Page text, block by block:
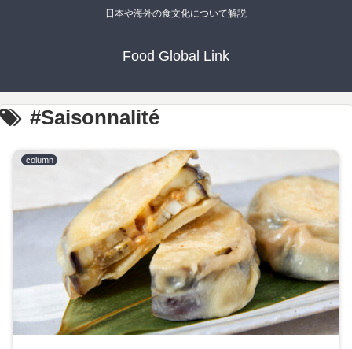
日本や海外の食文化について解説
Food Global Link
#Saisonnalité
column